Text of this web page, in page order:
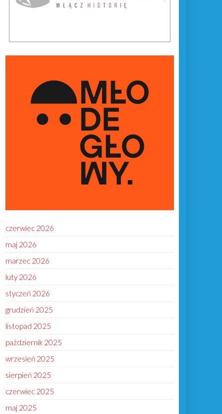
czerwiec 2026
maj 2026
marzec 2026
luty 2026
styczeń 2026
grudzień 2025
listopad 2025
październik 2025
wrzesień 2025
sierpień 2025
czerwiec 2025
maj 2025